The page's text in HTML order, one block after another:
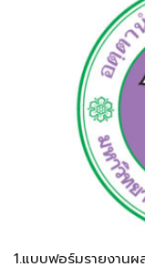
1.แบบฟอร์มรายงานผ